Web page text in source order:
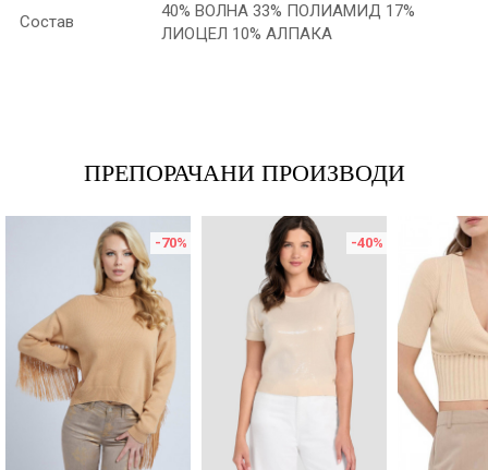
Состав
40% ВОЛНА 33% ПОЛИАМИД 17%
ЛИОЦЕЛ 10% АЛПАКА
ИСПРАТИ
ПРЕПОРАЧАНИ ПРОИЗВОДИ
-70% -40%